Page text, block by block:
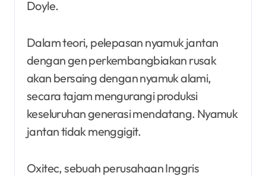
Doyle.
Dalam teori, pelepasan nyamuk jantan
dengan gen perkembangbiakan rusak
akan bersaing dengan nyamuk alami,
secara tajam mengurangi produksi
keseluruhan generasi mendatang. Nyamuk
jantan tidak menggigit.
Oxitec, sebuah perusahaan Inggris